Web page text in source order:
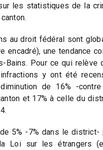
les statistiques de la
au droit fédéral sont
encadré), une tendance
Bains. Pour ce qui relève
y ont été
diminution de 16% -
et 17% à celle du
5% -7% dans le district-
Loi sur les étrangers